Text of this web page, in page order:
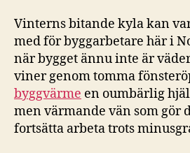
Vinterns bitande kyla kan
med för byggarbetare här i
när bygget ännu inte är
viner genom tomma
byggvärme en oumbärlig
men värmande vän som gör
fortsätta arbeta trots